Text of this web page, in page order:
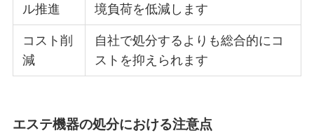
ル推進
境負荷を低減します
コスト削
減
自社で処分するよりも総合的にコ
ストを抑えられます
エステ機器の処分における注意点